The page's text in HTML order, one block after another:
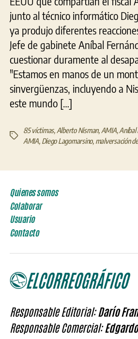
junto al técnico informático
ya produjo diferentes
Jefe de gabinete Aníbal
cuestionar duramente al
"Estamos en manos de un
sinvergüenzas, incluyendo a
este mundo […]
Etiquetas
85 víctimas, Alberto Nisman, AMIA,Aníbal
AMIA, Diego Lagomarsino, malversación
Quienes somos
Colaborar
Usuario
Contacto
Responsable Editorial:Darío
Responsable Comercial: